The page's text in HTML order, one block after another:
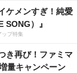
ケメンすぎ！純愛
SONG）』
ップ特集
き再び！ファミマ
量キャンペーン